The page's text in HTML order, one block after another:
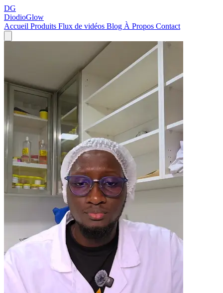
DG
DiodioGlow
Accueil Produits Flux de vidéos Blog À Propos Contact